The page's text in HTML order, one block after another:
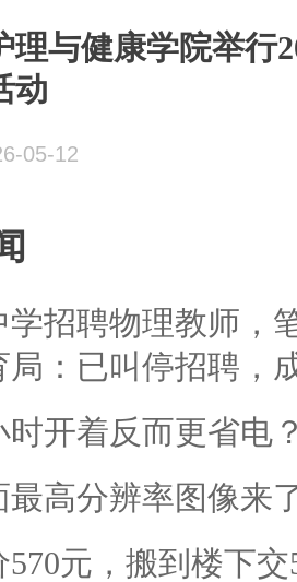
理与健康学院举行
动
05-12
学招聘物理教师，
局：已叫停招聘，
时开着反而更省电
最高分辨率图像来
元，搬到楼下